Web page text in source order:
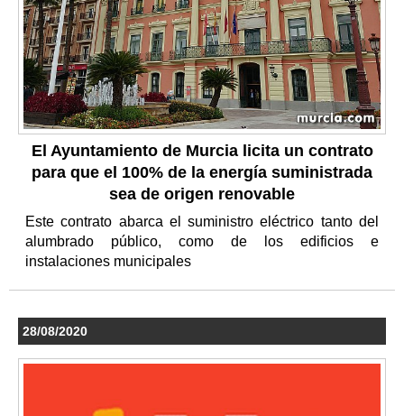
El Ayuntamiento de Murcia licita un contrato
para que el 100% de la energía suministrada
sea de origen renovable
Este contrato abarca el suministro eléctrico tanto del
alumbrado público, como de los edificios e
instalaciones municipales
28/08/2020